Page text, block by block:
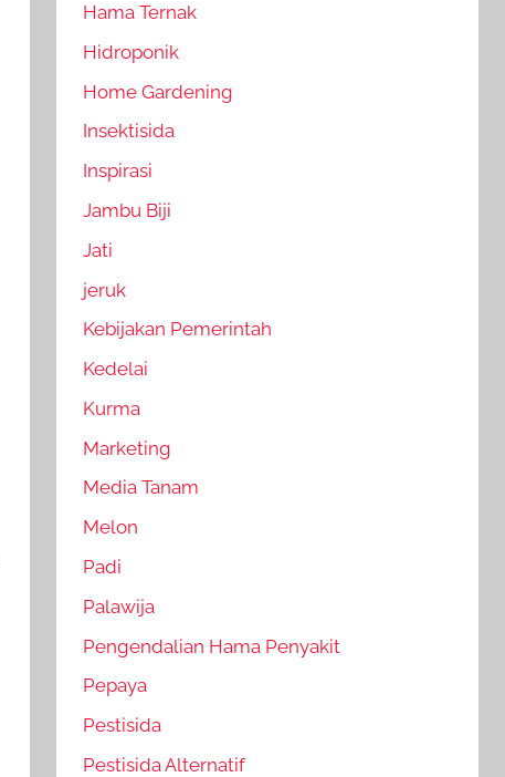
Hama Ternak
Hidroponik
Home Gardening
Insektisida
Inspirasi
Jambu Biji
Jati
jeruk
Kebijakan Pemerintah
Kedelai
Kurma
Marketing
Media Tanam
Melon
Padi
Palawija
Pengendalian Hama Penyakit
Pepaya
Pestisida
Pestisida Alternatif